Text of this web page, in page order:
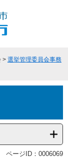
> 選挙管理委員会事務
ページID：0006069